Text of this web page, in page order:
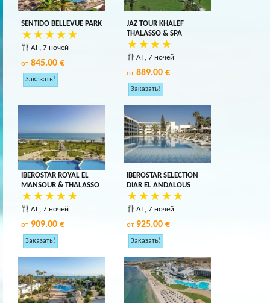
SENTIDO BELLEVUE PARK
AI , 7 ночей
от 845.00 €
JAZ TOUR KHALEF
THALASSO & SPA
AI , 7 ночей
от 889.00 €
IBEROSTAR ROYAL EL
MANSOUR & THALASSO
AI , 7 ночей
от 909.00 €
IBEROSTAR SELECTION
DIAR EL ANDALOUS
AI , 7 ночей
от 925.00 €